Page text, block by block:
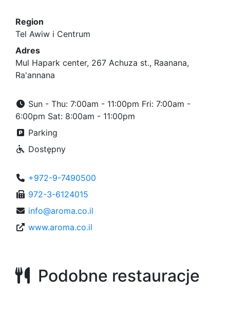
Region
Tel Awiw i Centrum
Adres
Mul Hapark center, 267 Achuza st., Raanana,
Ra'annana
Sun - Thu: 7:00am - 11:00pm Fri: 7:00am -
6:00pm Sat: 8:00am - 11:00pm
Parking
Dostępny
+972-9-7490500
972-3-6124015
info@aroma.co.il
www.aroma.co.il
Podobne restauracje